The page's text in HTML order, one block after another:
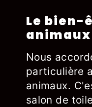
Le bien-
Nous
particulière
animaux.
salon de